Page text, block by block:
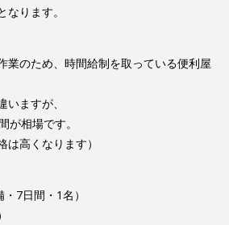
なります。
業のため、時間給制を取っている便利屋
ますが、
が相場です。
は高くなります）
7日間・1名）